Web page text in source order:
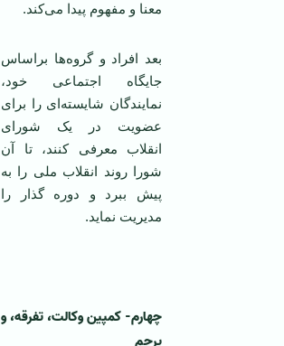
معنا و مفهوم پیدا می‌کند.
بعد افراد و گروه‌ها براساس
جایگاه اجتماعی خود،
نمایندگان شایسته‌ای را برای
عضویت در یک شورای
انقلاب معرفی کنند، تا آن
شورا روند انقلاب ملی را به
پیش ببرد و دوره گذار را
مدیریت نماید.
چهارم- کمپین وکالت، تفرقه، و
پرچم